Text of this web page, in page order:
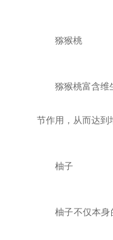
猕猴桃
猕猴桃富含维
节作用，从而达到
柚子
柚子不仅本